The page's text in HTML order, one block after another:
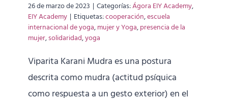
26 de marzo de 2023 | Categorías:Ágora EIY Academy,
EIY Academy | Etiquetas:cooperación,escuela
internacional de yoga,mujer y Yoga,presencia de la
mujer,solidaridad,yoga
Viparita Karani Mudra es una postura
descrita como mudra (actitud psíquica
como respuesta a un gesto exterior) en el